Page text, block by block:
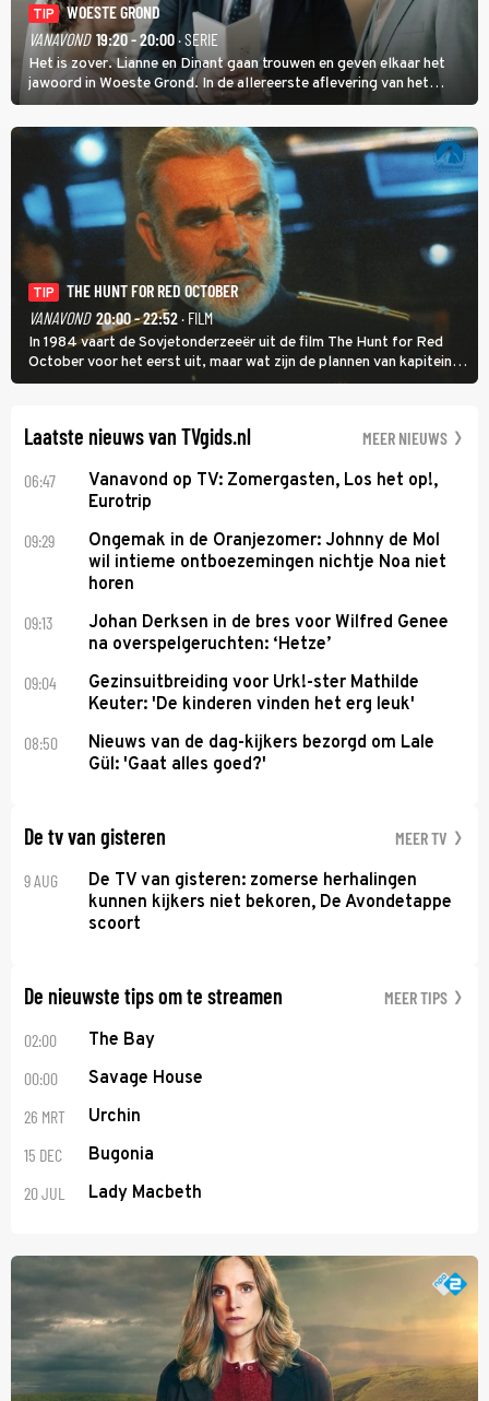
TIP
WOESTE GROND
VANAVOND 19:20 - 20:00· SERIE
Het is zover. Lianne en Dinant gaan trouwen en geven elkaar het
jawoord in Woeste Grond. In de allereerste aflevering van het
eerste seizoen kwam Lianne vanuit de Randstad naar Twente. Daar
is ze inmiddels helemaal op haar plek.
TIP
THE HUNT FOR RED OCTOBER
VANAVOND 20:00 - 22:52· FILM
In 1984 vaart de Sovjetonderzeeër uit de film The Hunt for Red
October voor het eerst uit, maar wat zijn de plannen van kapitein
Marko Ramius?
Laatste nieuws van TVgids.nl MEER NIEUWS
06:47
Vanavond op TV: Zomergasten, Los het op!,
Eurotrip
09:29
Ongemak in de Oranjezomer: Johnny de Mol
wil intieme ontboezemingen nichtje Noa niet
horen
09:13
Johan Derksen in de bres voor Wilfred Genee
na overspelgeruchten: ‘Hetze’
09:04
Gezinsuitbreiding voor Urk!-ster Mathilde
Keuter: 'De kinderen vinden het erg leuk'
08:50
Nieuws van de dag-kijkers bezorgd om Lale
Gül: 'Gaat alles goed?'
De tv van gisteren MEER TV
9 AUG
De TV van gisteren: zomerse herhalingen
kunnen kijkers niet bekoren, De Avondetappe
scoort
De nieuwste tips om te streamen MEER TIPS
02:00 The Bay
00:00 Savage House
26 MRT Urchin
15 DEC Bugonia
20 JUL Lady Macbeth